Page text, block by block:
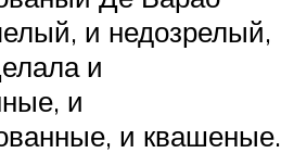
и недозрелый,
и
и
и квашеные.